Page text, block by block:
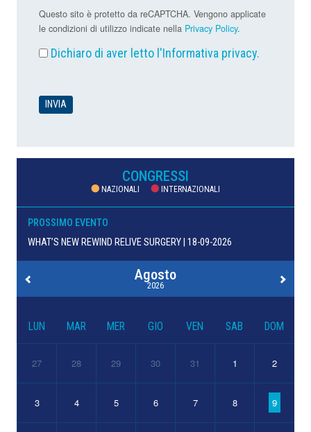
Questo sito è protetto da reCAPTCHA. Vengono applicate
le condizioni di utilizzo indicate nella Privacy Policy.
Dichiaro di aver letto l'Informativa privacy.
CONGRESSI
NAZIONALI INTERNAZIONALI
PROSSIMO EVENTO
WHAT’S NEW REWIND RELIVE SURGERY | 18-09-2026
Agosto
2026
LUN MAR MER GIO VEN SAB DOM
27 28 29 30 31 1 2
3 4 5 6 7 8 9